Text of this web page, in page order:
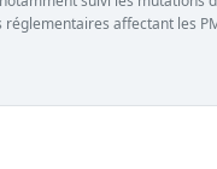
affectant les